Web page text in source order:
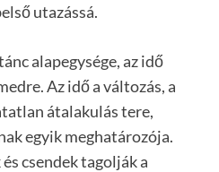
utazássá.
alapegysége, az idő
Az idő a változás, a
átalakulás tere,
egyik meghatározója.
csendek tagolják a